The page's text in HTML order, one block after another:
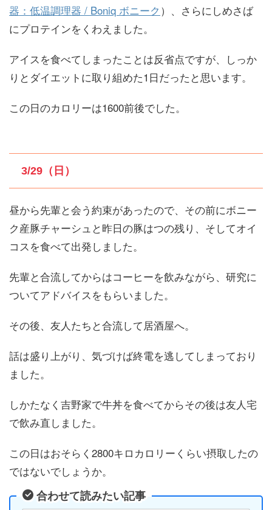
器：低温調理器 / Boniq ボニーク ）、さらにしめさば
にプロテインをくわえました。
アイスを食べてしまったことは反省点ですが、しっか
りとダイエットに取り組めた1日だったと思います。
この日のカロリーは1600前後でした。
3/29（日）
昼から先輩と会う約束があったので、その前にボニー
ク産豚チャーシュと昨日の豚はつの残り、そしてオイ
コスを食べて出発しました。
先輩と合流してからはコーヒーを飲みながら、研究に
ついてアドバイスをもらいました。
その後、友人たちと合流して居酒屋へ。
話は盛り上がり、気づけば終電を逃してしまっており
ました。
しかたなく吉野家で牛丼を食べてからその後は友人宅
で飲み直しました。
この日はおそらく2800キロカロリーくらい摂取したの
ではないでしょうか。
合わせて読みたい記事